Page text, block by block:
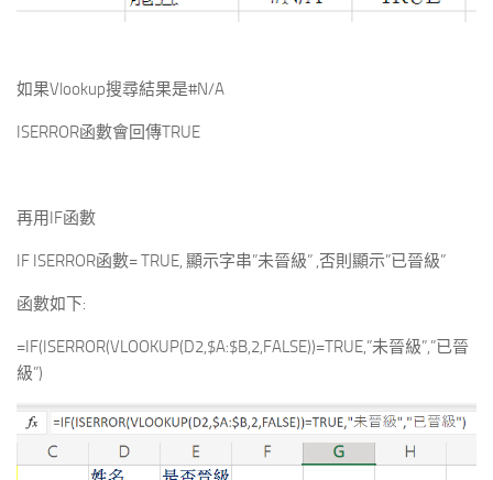
如果Vlookup搜尋結果是#N/A
ISERROR函數會回傳TRUE
再用IF函數
IF ISERROR函數= TRUE, 顯示字串”未晉級” ,否則顯示”已晉級”
函數如下:
=IF(ISERROR(VLOOKUP(D2,$A:$B,2,FALSE))=TRUE,”未晉級”,”已晉
級”)